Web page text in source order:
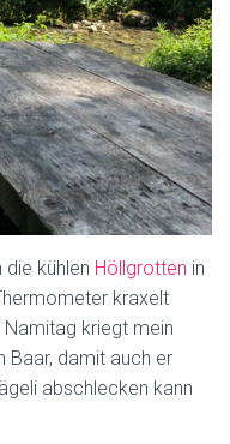
die kühlen Höllgrotten in
kraxelt
kriegt mein
Baar, damit auch er
abschlecken kann